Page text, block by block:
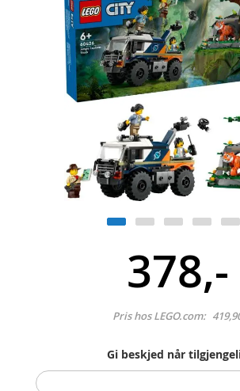
378,-
Pris hos LEGO.com:
Gi beskjed når